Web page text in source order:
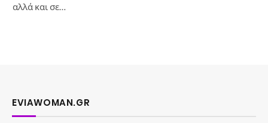
αλλά και σε…
EVIAWOMAN.GR